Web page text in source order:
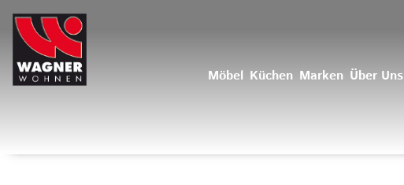
Möbel Küchen Marken Über Uns